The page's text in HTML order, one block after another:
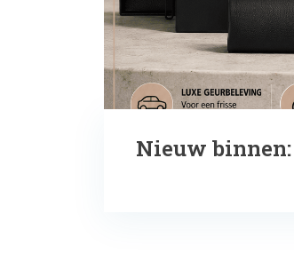
Nieuw binnen: